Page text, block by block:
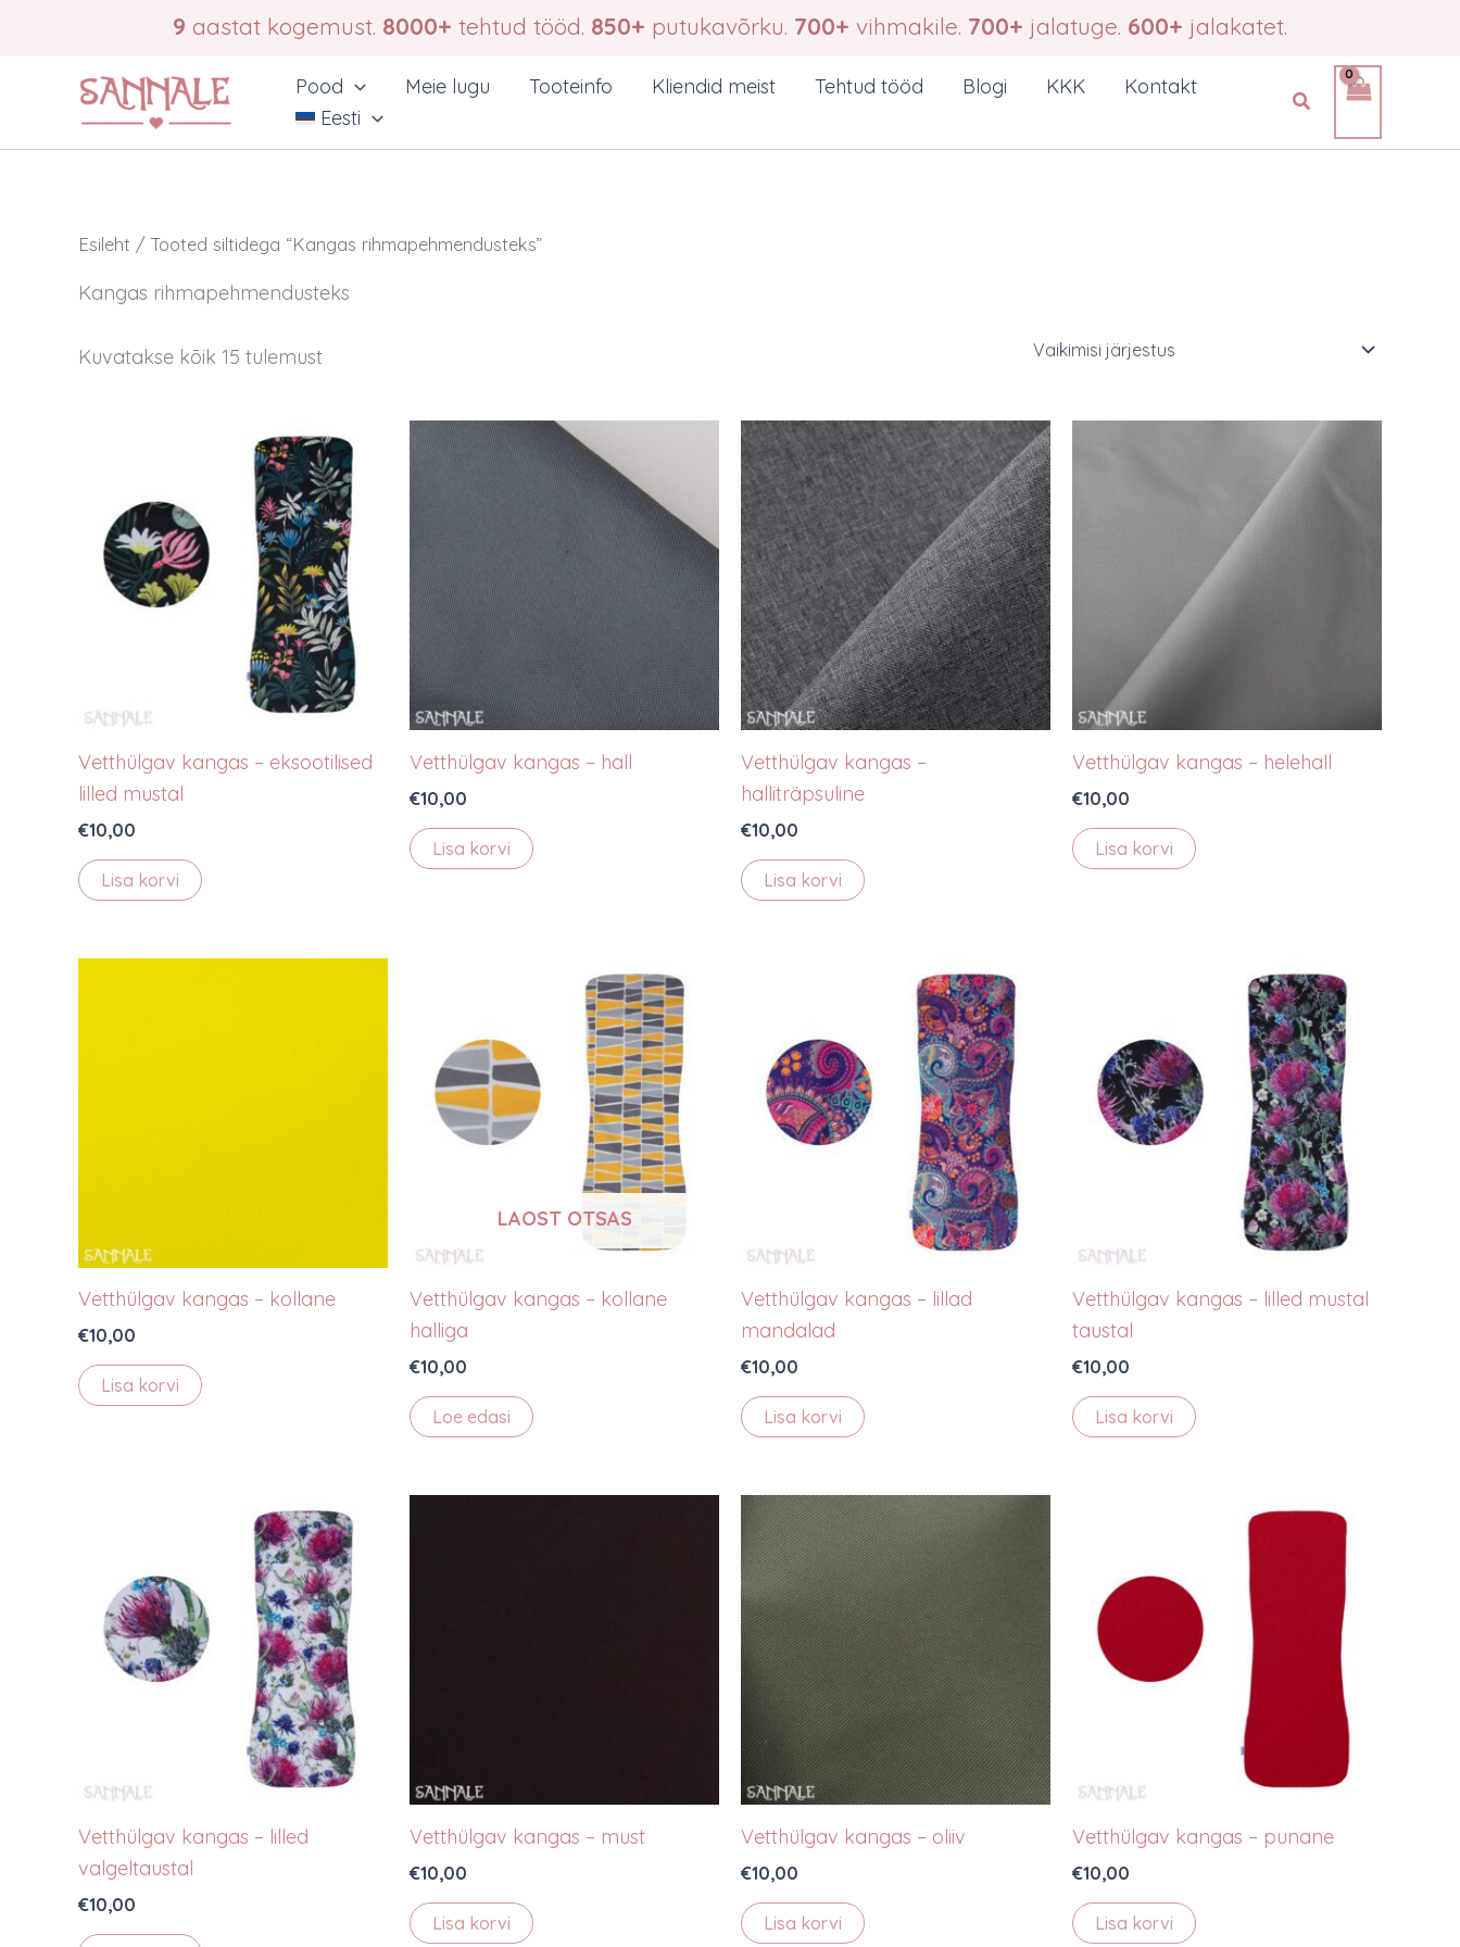
9 aastat kogemust. 8000+ tehtud tööd. 850+ putukavõrku. 700+ vihmakile. 700+ jalatuge. 600+ jalakatet.
Pood Meie lugu Tooteinfo Kliendid meist Tehtud tööd Blogi KKK
Kontakt
Eesti
Search
Esileht / Tooted siltidega “Kangas rihmapehmendusteks”
Kangas rihmapehmendusteks
Kuvatakse kõik 15 tulemust
Vetthülgav kangas – eksootilised
lilled mustal
€10,00
Lisa korvi
Vetthülgav kangas – hall
€10,00
Lisa korvi
Vetthülgav kangas –
halliträpsuline
€10,00
Lisa korvi
Vetthülgav kangas – helehall
€10,00
Lisa korvi
Vetthülgav kangas – kollane
€10,00
Lisa korvi
LAOST OTSAS
Vetthülgav kangas – kollane
halliga
€10,00
Loe edasi
Vetthülgav kangas – lillad
mandalad
€10,00
Lisa korvi
Vetthülgav kangas – lilled mustal
taustal
€10,00
Lisa korvi
Vetthülgav kangas – lilled
valgeltaustal
€10,00
Vetthülgav kangas – must
€10,00
Lisa korvi
Vetthülgav kangas – oliiv
€10,00
Lisa korvi
Vetthülgav kangas – punane
€10,00
Lisa korvi